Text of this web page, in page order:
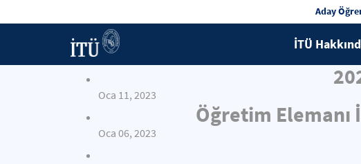
Aday
İTÜ
Oca 11, 2023
Öğretim
Oca 06, 2023